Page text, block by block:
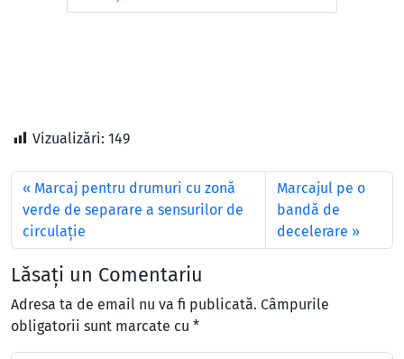
Vizualizări: 149
Marcaj pentru drumuri cu zonă
verde de separare a sensurilor de
circulație
Marcajul pe o
bandă de
decelerare
Lăsați un Comentariu
Adresa ta de email nu va fi publicată. Câmpurile
obligatorii sunt marcate cu *